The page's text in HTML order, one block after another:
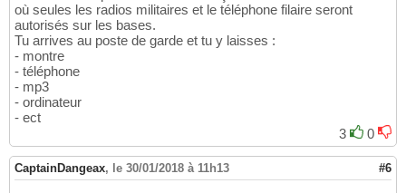
où seules les radios militaires et le téléphone filaire seront
autorisés sur les bases.
Tu arrives au poste de garde et tu y laisses :
- montre
- téléphone
- mp3
- ordinateur
- ect
3
0
CaptainDangeax, le 30/01/2018 à 11h13 #6